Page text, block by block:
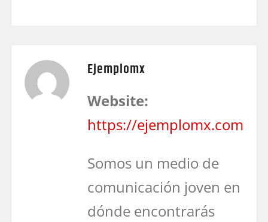
Ejemplomx
Website:
https://ejemplomx.com
Somos un medio de
comunicación joven en
dónde encontrarás